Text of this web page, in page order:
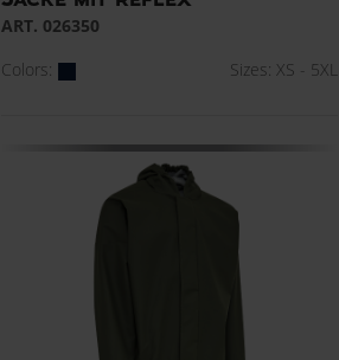
ART. 026350
Colors:
Sizes: XS - 5XL